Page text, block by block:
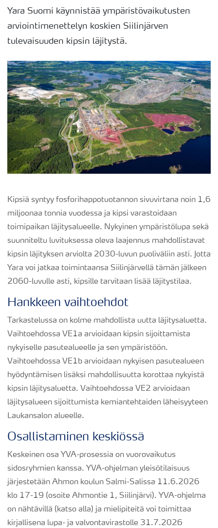
Yara Suomi käynnistää ympäristövaikutusten
arviointimenettelyn koskien Siilinjärven
tulevaisuuden kipsin läjitystä.
Kipsiä syntyy fosforihappotuotannon sivuvirtana noin 1,6
miljoonaa tonnia vuodessa ja kipsi varastoidaan
toimipaikan läjitysalueelle. Nykyinen ympäristölupa sekä
suunniteltu luvituksessa oleva laajennus mahdollistavat
kipsin läjityksen arviolta 2030-luvun puoliväliin asti. Jotta
Yara voi jatkaa toimintaansa Siilinjärvellä tämän jälkeen
2060-luvulle asti, kipsille tarvitaan lisää läjitystilaa.
Hankkeen vaihtoehdot
Tarkastelussa on kolme mahdollista uutta läjitysaluetta.
Vaihtoehdossa VE1a arvioidaan kipsin sijoittamista
nykyiselle pasutealueelle ja sen ympäristöön.
Vaihtoehdossa VE1b arvioidaan nykyisen pasutealueen
hyödyntämisen lisäksi mahdollisuutta korottaa nykyistä
kipsin läjitysaluetta. Vaihtoehdossa VE2 arvioidaan
läjitysalueen sijoittumista kemiantehtaiden läheisyyteen
Laukansalon alueelle.
Osallistaminen keskiössä
Keskeinen osa YVA-prosessia on vuorovaikutus
sidosryhmien kanssa. YVA-ohjelman yleisötilaisuus
järjestetään Ahmon koulun Salmi-Salissa 11.6.2026
klo 17-19 (osoite Ahmontie 1, Siilinjärvi). YVA-ohjelma
on nähtävillä (katso alla) ja mielipiteitä voi toimittaa
kirjallisena lupa- ja valvontavirastolle 31.7.2026